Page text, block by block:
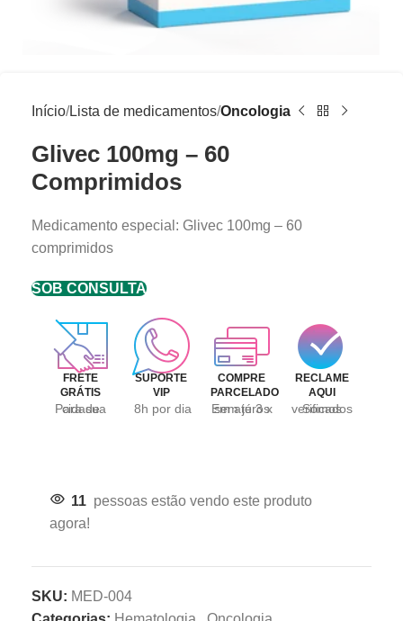
Início Lista de medicamentos Oncologia
Glivec 100mg – 60
Comprimidos
Medicamento especial: Glivec 100mg – 60
comprimidos
SOB CONSULTA
FRETE
GRÁTIS
Para sua cidade
SUPORTE
VIP
8h por dia
COMPRE
PARCELADO
Em até 3 x sem juros
RECLAME
AQUI
Somos verificados
11 pessoas estão vendo este produto
agora!
SKU: MED-004